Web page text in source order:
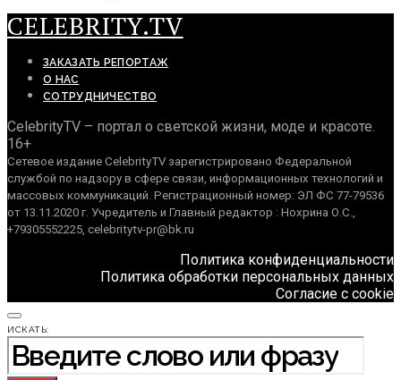
CELEBRITY.TV
ЗАКАЗАТЬ РЕПОРТАЖ
О НАС
СОТРУДНИЧЕСТВО
CelebrityTV – портал о светской жизни, моде и красоте.
16+
Сетевое издание CelebrityTV зарегистрировано Федеральной
службой по надзору в сфере связи, информационных технологий и
массовых коммуникаций. Регистрационный номер: ЭЛ ФС 77-79536
от 13.11.2020 г. Учредитель и Главный редактор : Нохрина О.С.,
+79305552225, celebritytv-pr@bk.ru
Политика конфиденциальности
Политика обработки персональных данных
Согласие с cookie
ИСКАТЬ: